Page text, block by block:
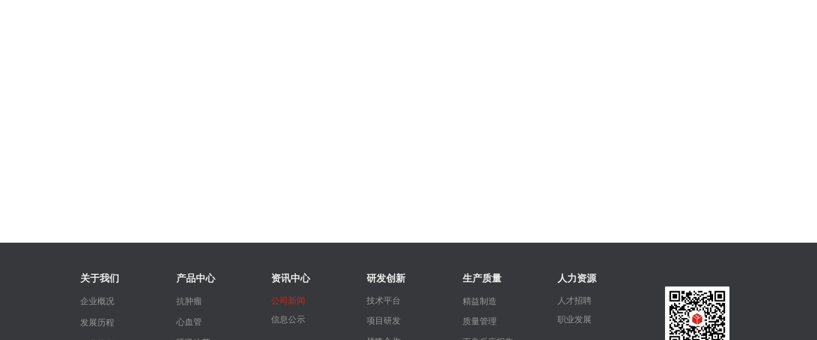
关于我们
企业概况
发展历程
产品中心
抗肿瘤
心血管
资讯中心
公司新闻
信息公示
研发创新
技术平台
项目研发
生产质量
精益制造
质量管理
人力资源
人才招聘
职业发展